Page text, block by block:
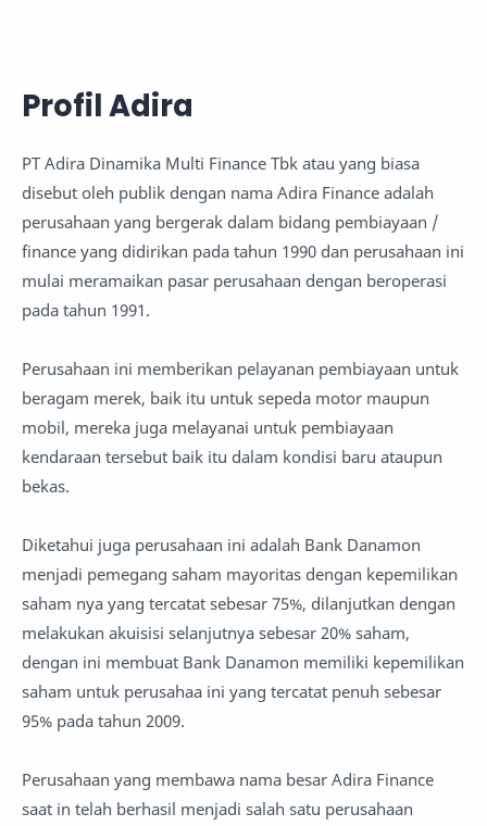
Profil Adira
PT Adira Dinamika Multi Finance Tbk atau yang biasa
disebut oleh publik dengan nama Adira Finance adalah
perusahaan yang bergerak dalam bidang pembiayaan /
finance yang didirikan pada tahun 1990 dan perusahaan ini
mulai meramaikan pasar perusahaan dengan beroperasi
pada tahun 1991.
Perusahaan ini memberikan pelayanan pembiayaan untuk
beragam merek, baik itu untuk sepeda motor maupun
mobil, mereka juga melayanai untuk pembiayaan
kendaraan tersebut baik itu dalam kondisi baru ataupun
bekas.
Diketahui juga perusahaan ini adalah Bank Danamon
menjadi pemegang saham mayoritas dengan kepemilikan
saham nya yang tercatat sebesar 75%, dilanjutkan dengan
melakukan akuisisi selanjutnya sebesar 20% saham,
dengan ini membuat Bank Danamon memiliki kepemilikan
saham untuk perusahaa ini yang tercatat penuh sebesar
95% pada tahun 2009.
Perusahaan yang membawa nama besar Adira Finance
saat in telah berhasil menjadi salah satu perusahaan